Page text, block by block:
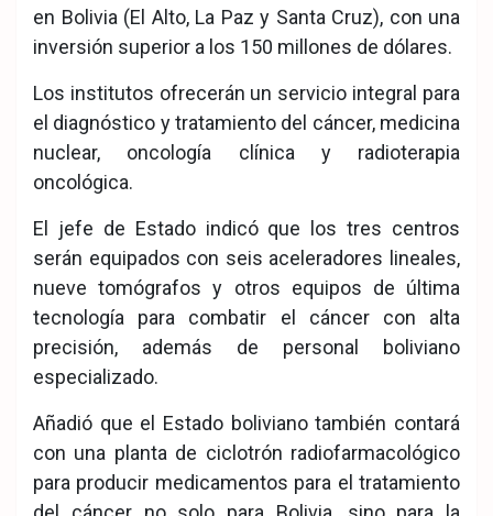
en Bolivia (El Alto, La Paz y Santa Cruz), con una
inversión superior a los 150 millones de dólares.
Los institutos ofrecerán un servicio integral para
el diagnóstico y tratamiento del cáncer, medicina
nuclear, oncología clínica y radioterapia
oncológica.
El jefe de Estado indicó que los tres centros
serán equipados con seis aceleradores lineales,
nueve tomógrafos y otros equipos de última
tecnología para combatir el cáncer con alta
precisión, además de personal boliviano
especializado.
Añadió que el Estado boliviano también contará
con una planta de ciclotrón radiofarmacológico
para producir medicamentos para el tratamiento